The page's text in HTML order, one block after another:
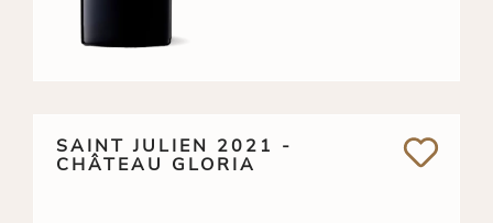
SAINT JULIEN 2021 -
CHÂTEAU GLORIA